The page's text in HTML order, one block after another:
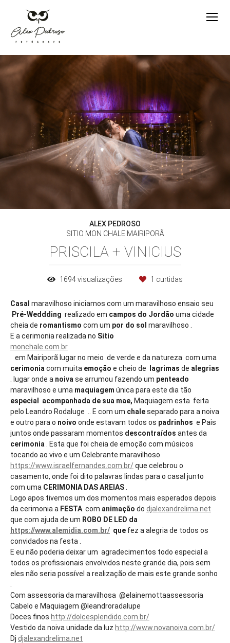
ALEX PEDROSO
SITIO MON CHALE MAIRIPORÃ
PRISCILA + VINICIUS
1694visualizações 1 curtidas
Casal maravilhoso iniciamos com um maravilhoso ensaio seu
Pré-Weddding realizado em campos do Jordão uma cidade
cheia de romantismo com um por do sol maravilhoso .
E a cerimonia realizada no Sitio
monchale.com.br
em Mairiporã lugar no meio de verde e da natureza com uma
cerimonia com muita emoção e cheio de lagrimas de alegrias
. lugar onde a noiva se arrumou fazendo um penteado
maravilhoso e uma maquiagem única para este dia tão
especial acompanhada de sua mae, Maquiagem esta feita
pelo Leandro Rodaluge .. E com um chaleseparado para a noiva
e outro para o noivo onde estavam todos os padrinhos e Pais
juntos onde passaram momentos descontraídos antes da
cerimonia . Esta que foi cheia de emoção com músicos
tocando ao vivo e um Celebrante maravilhoso
https://www.israelfernandes.com.br/que celebrou o
casamento, onde foi dito palavras lindas para o casal junto
com uma CERIMONIA DAS AREIAS
Logo apos tivemos um dos momentos mais esperados depois
da cerimonia a FESTA com animação do djalexandrelima.net
que com ajuda de um ROBO DE LED da
https://www.alemidia.com.br/ que fez a alegria de todos os
convidados na festa .
E eu não poderia deixar um agradecimentos todo especial a
todos os profissionais envolvidos neste grande dia, pois sem
eles não seria possível a realização de mais este grande sonho
Com assessoria da maravilhosa @elainemottaassessoria
Cabelo e Maquiagem @leandroradalupe
Doces finos http://dolcesplendido.com.br/
Vestido da noiva unidade da luz http://www.novanoiva.com.br/
Dj djalexandrelima.net